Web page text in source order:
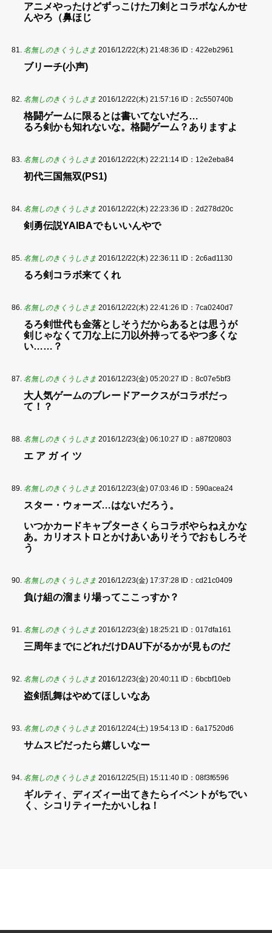
アニメやったけどずっこけた刀剣とコラボなんかせ
んやろ（鼻ほじ
名無しのきくうしさま 2016/12/22(木) 21:48:36 ID：422eb2961
ブリーチ(小声)
名無しのきくうしさま 2016/12/22(木) 21:57:16 ID：2c550740b
格闘ゲームに限るとは書いてないだろ…
るろ剣かも知れないな。格闘ゲーム？ありますよ
名無しのきくうしさま 2016/12/22(木) 22:21:14 ID：12e2eba84
初代三国無双(PS1)
名無しのきくうしさま 2016/12/22(木) 22:23:36 ID：2d278d20c
剣勇伝説YAIBAでもいいんやで
名無しのきくうしさま 2016/12/22(木) 22:36:11 ID：2c6ad1130
るろ剣コラボ来てくれ
名無しのきくうしさま 2016/12/22(木) 22:41:26 ID：7ca0240d7
るろ剣世代も金落としそうだからあるとは思うが
剣じゃなくて刀な上に刀以外持ってるやつ多くな
い……？
名無しのきくうしさま 2016/12/23(金) 05:20:27 ID：8c07e5bf3
大人気ゲームのブレードアークスがコラボだっ
て！？
名無しのきくうしさま 2016/12/23(金) 06:10:27 ID：a87f20803
エ ア ガ イ ツ
名無しのきくうしさま 2016/12/23(金) 07:03:46 ID：590acea24
スター・ウォーズ…はないだろう。
いつかカードキャプターさくらコラボやらねえかな
あ。カリオストロとかけあいありそうでおもしろそ
う
名無しのきくうしさま 2016/12/23(金) 17:37:28 ID：cd21c0409
負け組の溜まり場ってここっすか？
名無しのきくうしさま 2016/12/23(金) 18:25:21 ID：017dfa161
三周年までにどれだけDAU下がるかが見ものだ
名無しのきくうしさま 2016/12/23(金) 20:40:11 ID：6bcbf10eb
盗剣乱舞はやめてほしいなあ
名無しのきくうしさま 2016/12/24(土) 19:54:13 ID：6a17520d6
サムスピだったら嬉しいなー
名無しのきくうしさま 2016/12/25(日) 15:11:40 ID：08f3f6596
ギルティ、ディズィー出てきたらイベントがちでい
く、シコリティーたかいしね！